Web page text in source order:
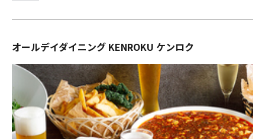
オールデイダイニング KENROKU ケンロク